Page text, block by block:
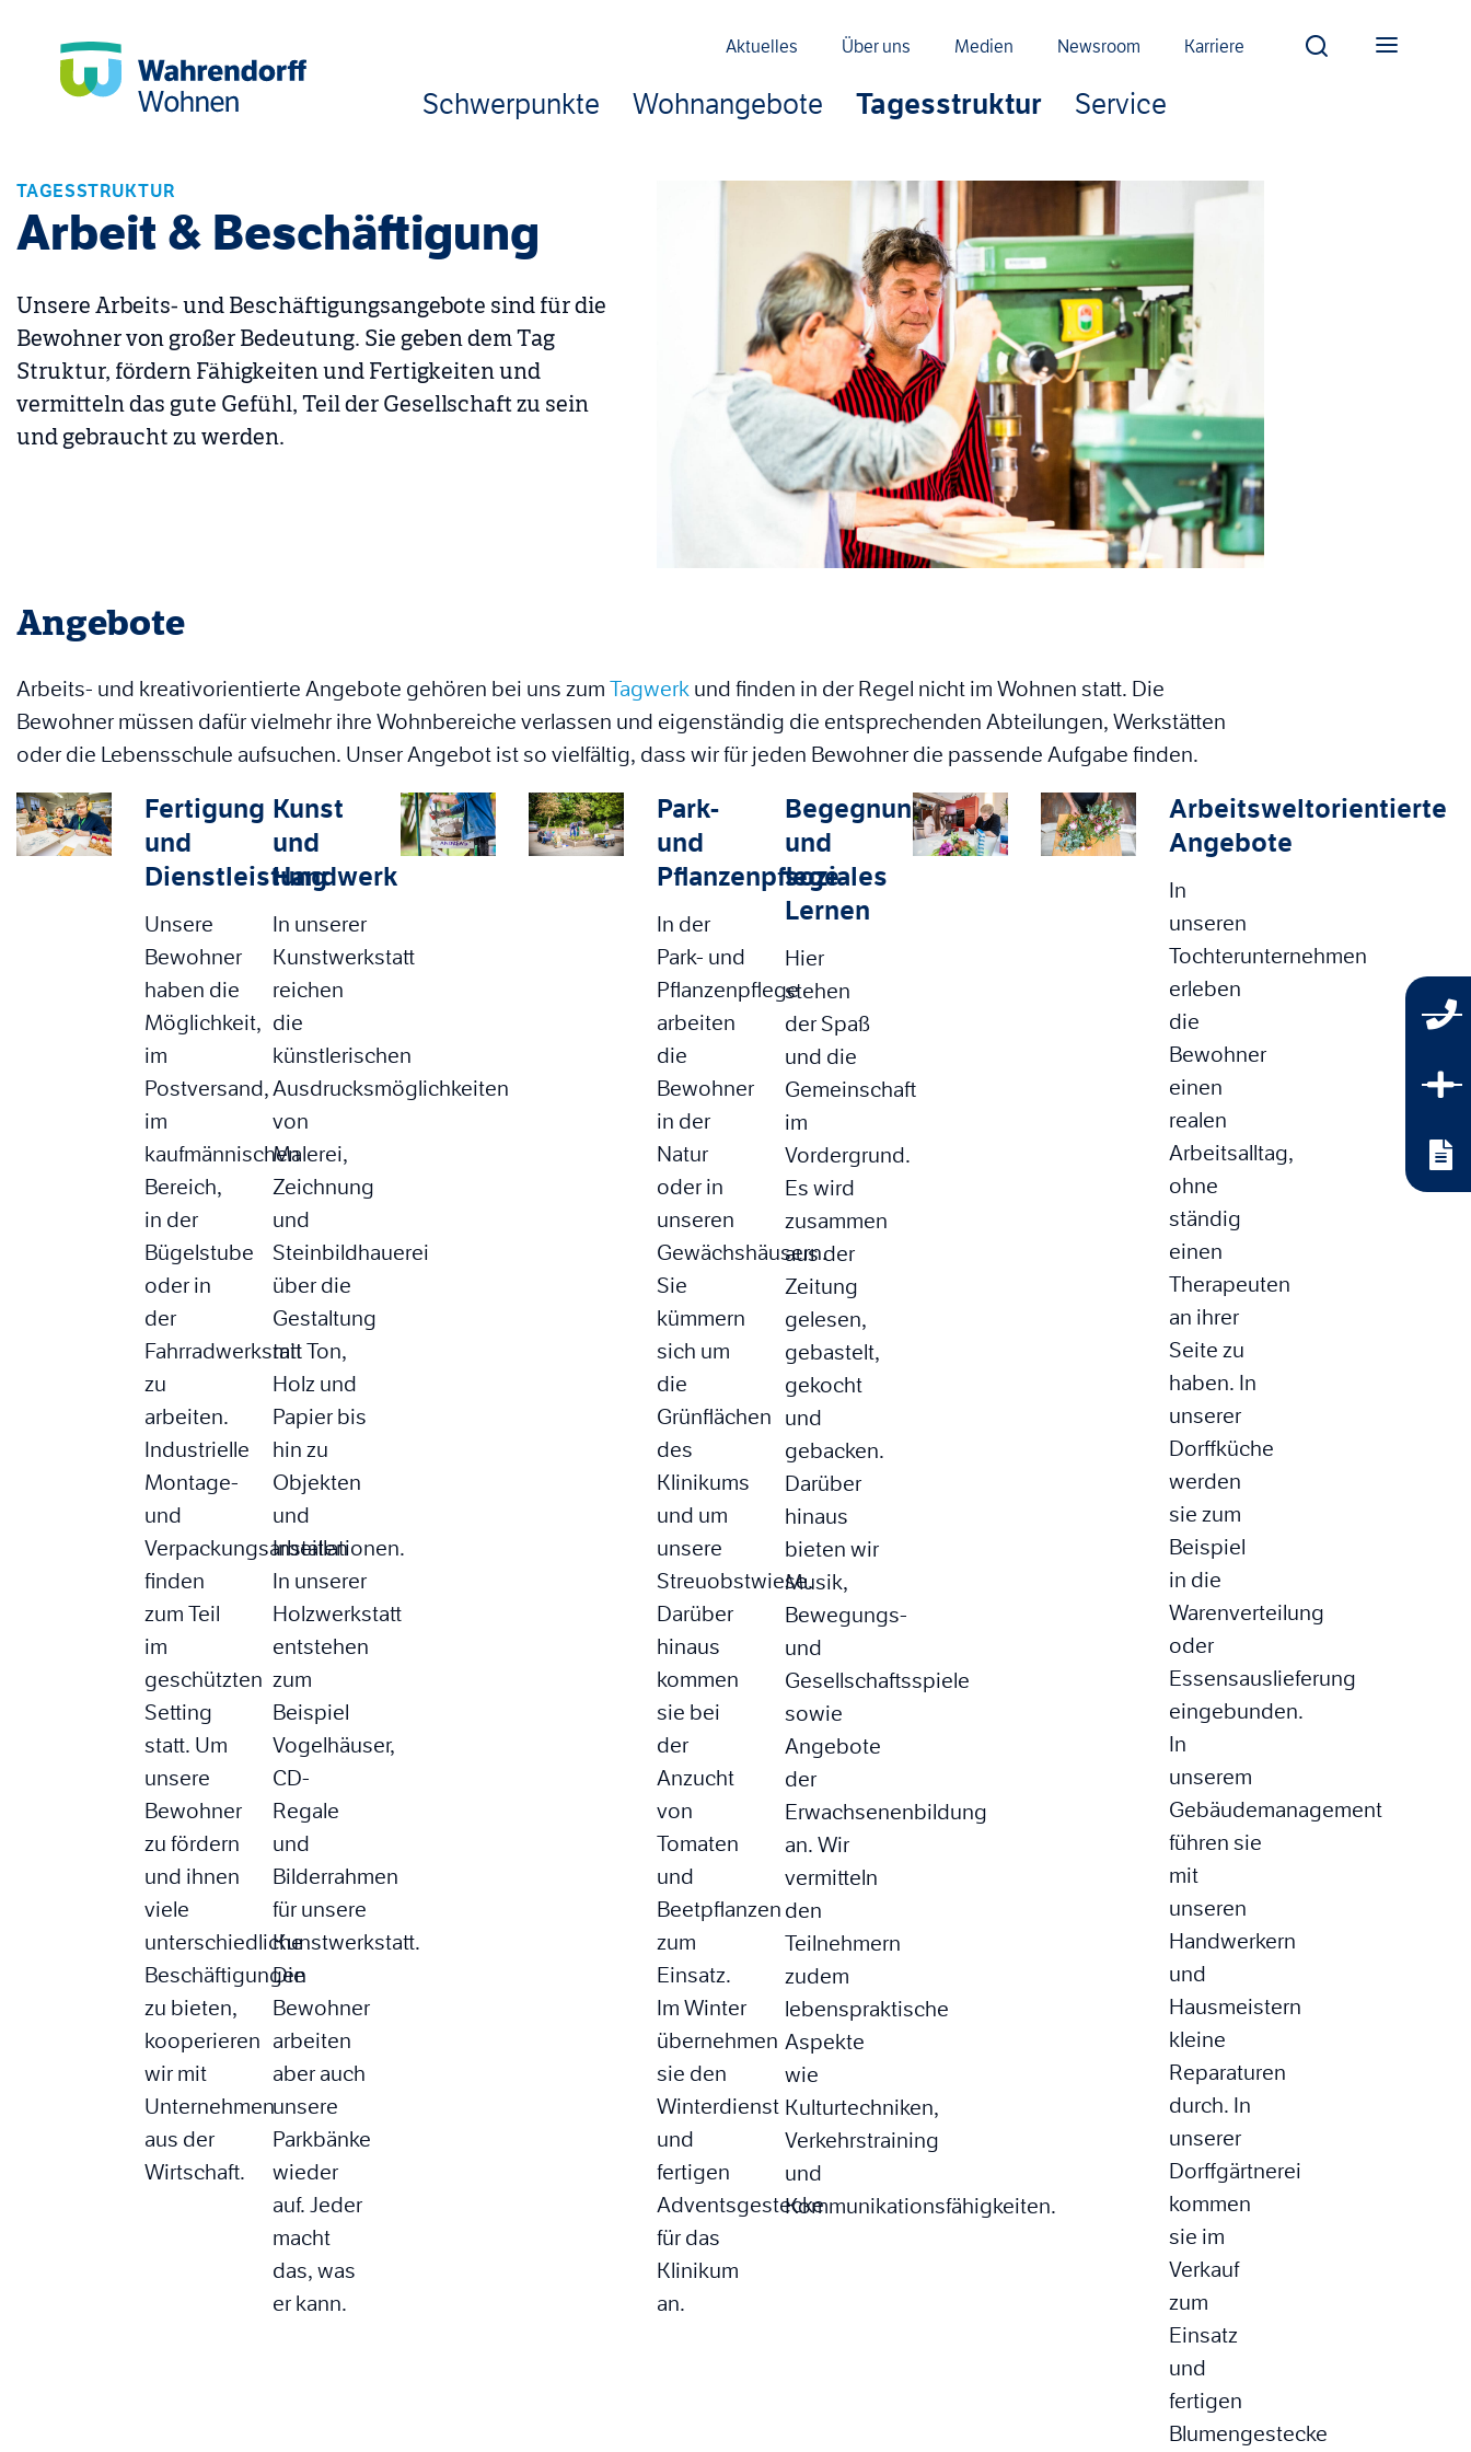
Aktuelles Über uns Medien Newsroom Karriere
Schwerpunkte Wohnangebote Tagesstruktur Service
TAGESSTRUKTUR
Arbeit & Beschäftigung
Unsere Arbeits- und Beschäftigungsangebote sind für die
Bewohner von großer Bedeutung. Sie geben dem Tag
Struktur, fördern Fähigkeiten und Fertigkeiten und
vermitteln das gute Gefühl, Teil der Gesellschaft zu sein
und gebraucht zu werden.
Angebote
Arbeits- und kreativorientierte Angebote gehören bei uns zum Tagwerk und finden in der Regel nicht im Wohnen statt. Die
Bewohner müssen dafür vielmehr ihre Wohnbereiche verlassen und eigenständig die entsprechenden Abteilungen, Werkstätten
oder die Lebensschule aufsuchen. Unser Angebot ist so vielfältig, dass wir für jeden Bewohner die passende Aufgabe finden.
Fertigung
und
Dienstleistung
Unsere
Bewohner
haben die
Möglichkeit,
im
Postversand,
im
kaufmännischen
Bereich,
in der
Bügelstube
oder in
der
Fahrradwerkstatt
zu
arbeiten.
Industrielle
Montage-
und
Verpackungsarbeiten
finden
zum Teil
im
geschützten
Setting
statt. Um
unsere
Bewohner
zu fördern
und ihnen
viele
unterschiedliche
Beschäftigungen
zu bieten,
kooperieren
wir mit
Unternehmen
aus der
Wirtschaft.
Kunst
und
Handwerk
In unserer
Kunstwerkstatt
reichen
die
künstlerischen
Ausdrucksmöglichkeiten
von
Malerei,
Zeichnung
und
Steinbildhauerei
über die
Gestaltung
mit Ton,
Holz und
Papier bis
hin zu
Objekten
und
Installationen.
In unserer
Holzwerkstatt
entstehen
zum
Beispiel
Vogelhäuser,
CD-
Regale
und
Bilderrahmen
für unsere
Kunstwerkstatt.
Die
Bewohner
arbeiten
aber auch
unsere
Parkbänke
wieder
auf. Jeder
macht
das, was
er kann.
Park-
und
Pflanzenpflege
In der
Park- und
Pflanzenpflege
arbeiten
die
Bewohner
in der
Natur
oder in
unseren
Gewächshäusern.
Sie
kümmern
sich um
die
Grünflächen
des
Klinikums
und um
unsere
Streuobstwiese.
Darüber
hinaus
kommen
sie bei
der
Anzucht
von
Tomaten
und
Beetpflanzen
zum
Einsatz.
Im Winter
übernehmen
sie den
Winterdienst
und
fertigen
Adventsgestecke
für das
Klinikum
an.
Begegnung
und
soziales
Lernen
Hier
stehen
der Spaß
und die
Gemeinschaft
im
Vordergrund.
Es wird
zusammen
aus der
Zeitung
gelesen,
gebastelt,
gekocht
und
gebacken.
Darüber
hinaus
bieten wir
Musik,
Bewegungs-
und
Gesellschaftsspiele
sowie
Angebote
der
Erwachsenenbildung
an. Wir
vermitteln
den
Teilnehmern
zudem
lebenspraktische
Aspekte
wie
Kulturtechniken,
Verkehrstraining
und
Kommunikationsfähigkeiten.
Arbeitsweltorientierte
Angebote
In
unseren
Tochterunternehmen
erleben
die
Bewohner
einen
realen
Arbeitsalltag,
ohne
ständig
einen
Therapeuten
an ihrer
Seite zu
haben. In
unserer
Dorffküche
werden
sie zum
Beispiel
in die
Warenverteilung
oder
Essensauslieferung
eingebunden.
In
unserem
Gebäudemanagement
führen sie
mit
unseren
Handwerkern
und
Hausmeistern
kleine
Reparaturen
durch. In
unserer
Dorffgärtnerei
kommen
sie im
Verkauf
zum
Einsatz
und
fertigen
Blumengestecke